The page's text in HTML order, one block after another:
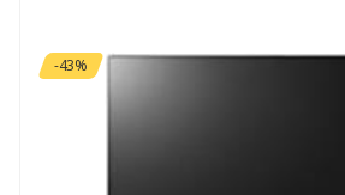
Your Review
-43%